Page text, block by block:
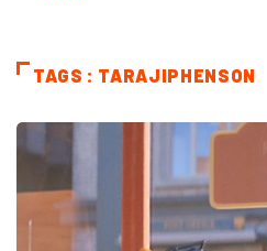
TAGS : TARAJIPHENSON